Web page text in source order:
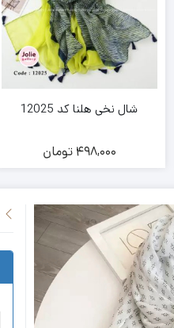
شال نخی هلنا کد 12025
498,000 تومان